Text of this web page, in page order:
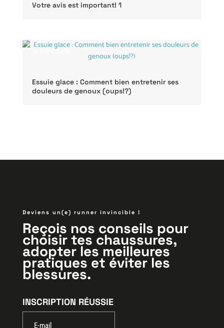
Votre avis est important! 1
Essuie glace : Comment bien entretenir ses
douleurs de genoux (oups!?)
12 JUIN 2019
Deviens un(e) runner invincible !
Reçois nos conseils pour
choisir tes chaussures,
adopter les meilleures
pratiques et éviter les
blessures.
INSCRIPTION RÉUSSIE